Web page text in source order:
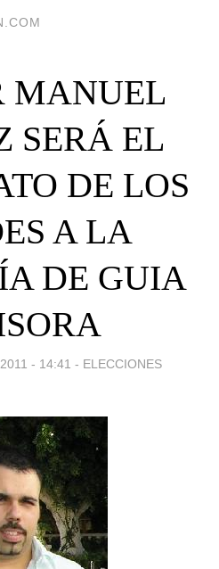
MANUEL
SERÁ EL
DE LOS
A LA
DE GUIA
- 14:41 - ELECCIONES